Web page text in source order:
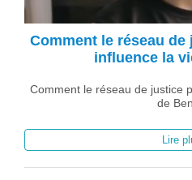
Comment le réseau
influence la
Comment le réseau de justice
de
Lire